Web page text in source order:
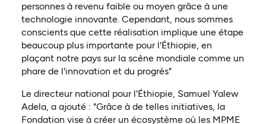
personnes à revenu faible ou moyen grâce à une
technologie innovante. Cependant, nous sommes
conscients que cette réalisation implique une étape
beaucoup plus importante pour l'Éthiopie, en
plaçant notre pays sur la scène mondiale comme un
phare de l'innovation et du progrès"
Le directeur national pour l'Éthiopie, Samuel Yalew
Adela, a ajouté : "Grâce à de telles initiatives, la
Fondation vise à créer un écosystème où les MPME